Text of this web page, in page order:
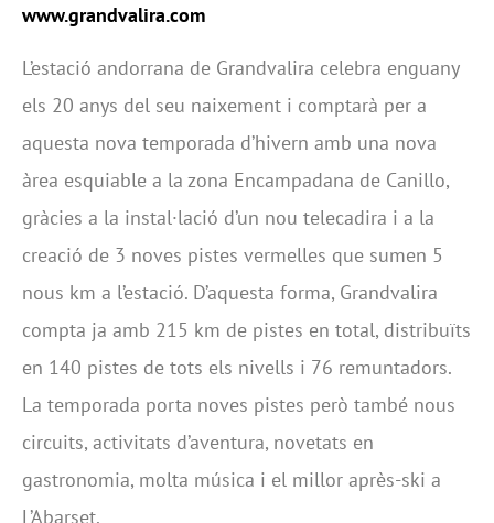
www.grandvalira.com
L’estació andorrana de Grandvalira celebra enguany
els 20 anys del seu naixement i comptarà per a
aquesta nova temporada d’hivern amb una nova
àrea esquiable a la zona Encampadana de Canillo,
gràcies a la instal·lació d’un nou telecadira i a la
creació de 3 noves pistes vermelles que sumen 5
nous km a l’estació. D’aquesta forma, Grandvalira
compta ja amb 215 km de pistes en total, distribuïts
en 140 pistes de tots els nivells i 76 remuntadors.
La temporada porta noves pistes però també nous
circuits, activitats d’aventura, novetats en
gastronomia, molta música i el millor après-ski a
L’Abarset.